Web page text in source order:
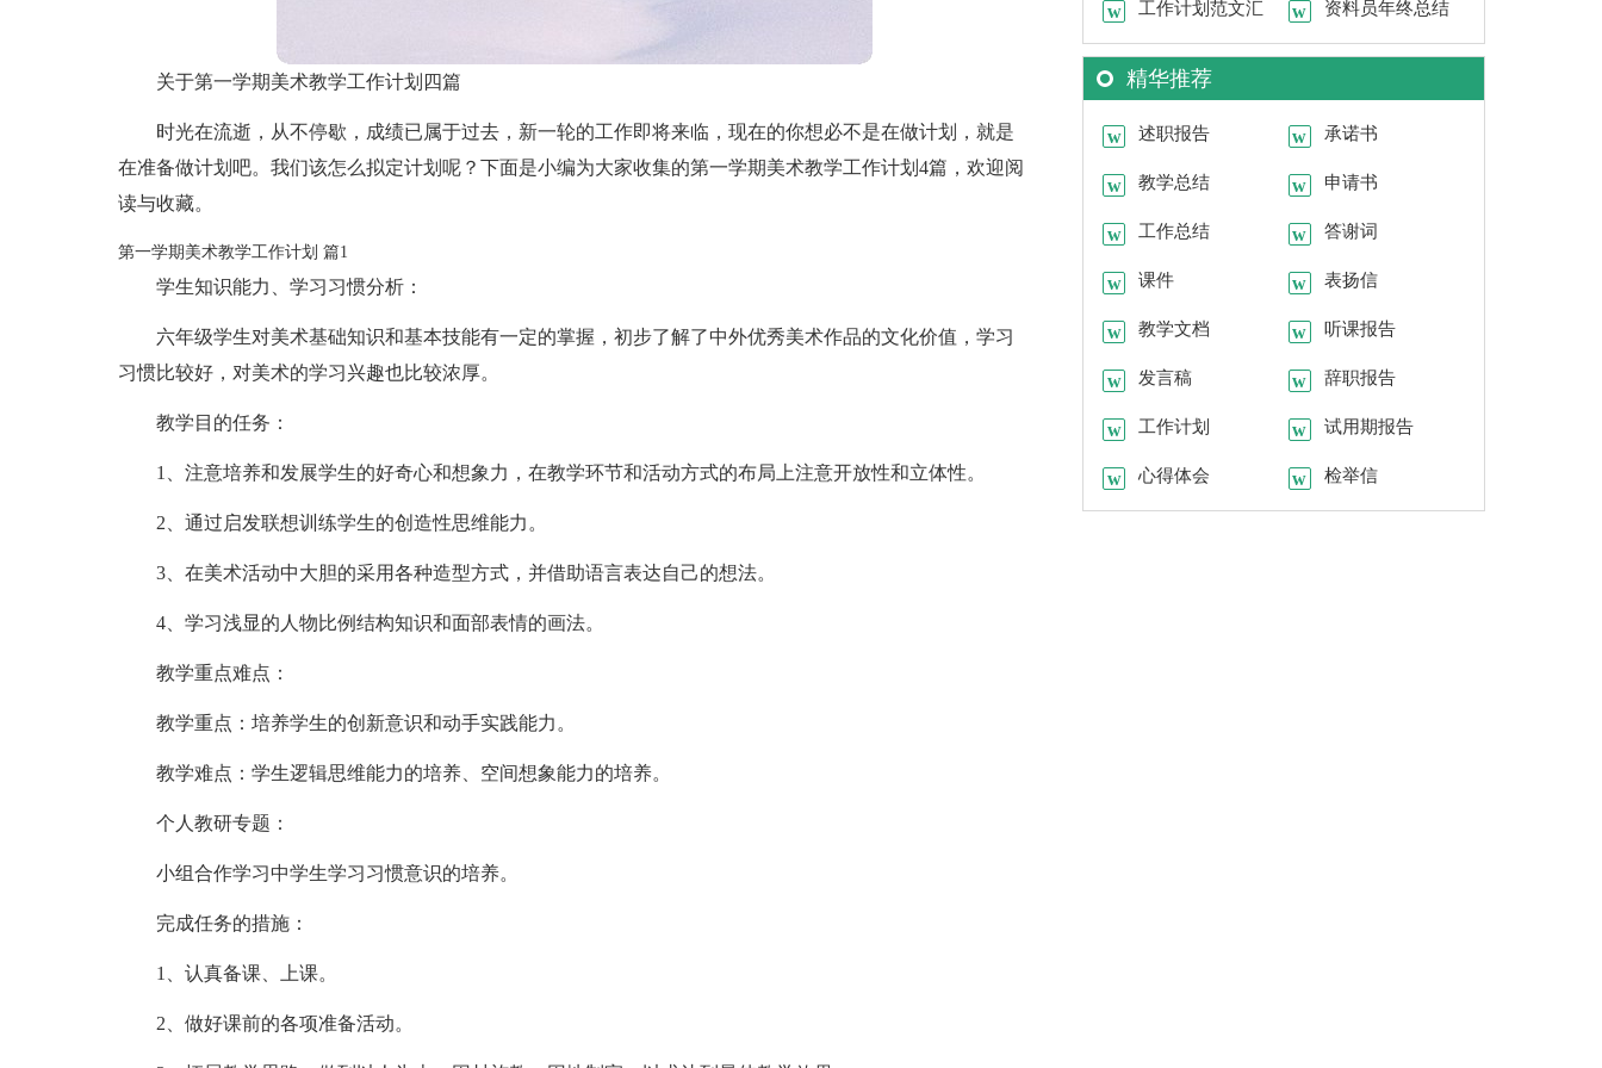
关于第一学期美术教学工作计划四篇
时光在流逝，从不停歇，成绩已属于过去，新一轮的工作即将来临，现在的你想必不是在做计划，就是
在准备做计划吧。我们该怎么拟定计划呢？下面是小编为大家收集的第一学期美术教学工作计划4篇，欢迎阅
读与收藏。
第一学期美术教学工作计划 篇1
学生知识能力、学习习惯分析：
六年级学生对美术基础知识和基本技能有一定的掌握，初步了解了中外优秀美术作品的文化价值，学习
习惯比较好，对美术的学习兴趣也比较浓厚。
教学目的任务：
1、注意培养和发展学生的好奇心和想象力，在教学环节和活动方式的布局上注意开放性和立体性。
2、通过启发联想训练学生的创造性思维能力。
3、在美术活动中大胆的采用各种造型方式，并借助语言表达自己的想法。
4、学习浅显的人物比例结构知识和面部表情的画法。
教学重点难点：
教学重点：培养学生的创新意识和动手实践能力。
教学难点：学生逻辑思维能力的培养、空间想象能力的培养。
个人教研专题：
小组合作学习中学生学习习惯意识的培养。
完成任务的措施：
1、认真备课、上课。
2、做好课前的各项准备活动。
托书模板汇编10篇 书范文合集9篇
工作计划范文汇
编八篇
资料员年终总结
模板锦集八篇
精华推荐
述职报告 承诺书
教学总结 申请书
工作总结 答谢词
课件 表扬信
教学文档 听课报告
发言稿 辞职报告
工作计划 试用期报告
心得体会 检举信